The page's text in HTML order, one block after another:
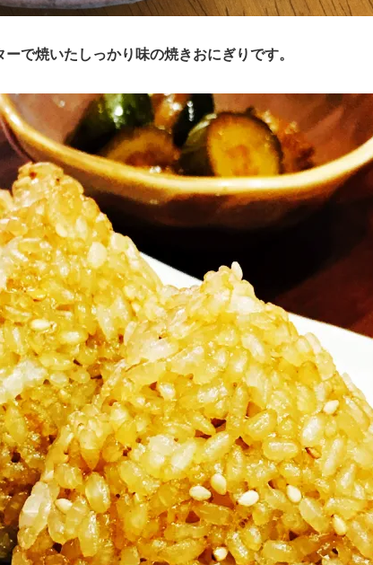
ーで焼いたしっかり味の焼きおにぎりです。